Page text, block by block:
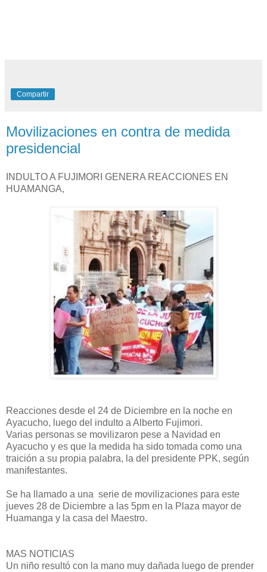
Compartir
Movilizaciones en contra de medida
presidencial
INDULTO A FUJIMORI GENERA REACCIONES EN
HUAMANGA,
Reacciones desde el 24 de Diciembre en la noche en
Ayacucho, luego del indulto a Alberto Fujimori.
Varias personas se movilizaron pese a Navidad en
Ayacucho y es que la medida ha sido tomada como una
traición a su propia palabra, la del presidente PPK, según
manifestantes.
Se ha llamado a una serie de movilizaciones para este
jueves 28 de Diciembre a las 5pm en la Plaza mayor de
Huamanga y la casa del Maestro.
MAS NOTICIAS
Un niño resultó con la mano muy dañada luego de prender